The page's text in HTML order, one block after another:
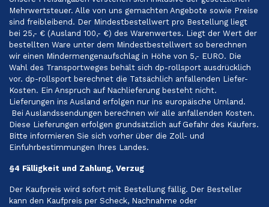
Mehrwertsteuer. Alle von uns gemachten Angebote sowie Preise
sind freibleibend. Der Mindestbestellwert pro Bestellung liegt
bei 25,- € (Ausland 100,- €) des Warenwertes. Liegt der Wert der
bestellten Ware unter dem Mindestbestellwert so berechnen
wir einen Mindermengenaufschlag in Höhe von 5,- EURO. Die
Wahl des Transportweges behält sich dp-rollsport ausdrücklich
vor. dp-rollsport berechnet die Tatsächlich anfallenden Liefer-
Kosten. Ein Anspruch auf Nachlieferung besteht nicht.
Lieferungen ins Ausland erfolgen nur ins europäische Umland.
Bei Auslandssendungen berechnen wir alle anfallenden Kosten.
Diese Lieferungen erfolgen grundsätzlich auf Gefahr des Käufers.
Bitte informieren Sie sich vorher über die Zoll- und
Einfuhrbestimmungen Ihres Landes.
§4 Fälligkeit und Zahlung, Verzug
Der Kaufpreis wird sofort mit Bestellung fällig. Der Besteller
kann den Kaufpreis per Scheck, Nachnahme oder